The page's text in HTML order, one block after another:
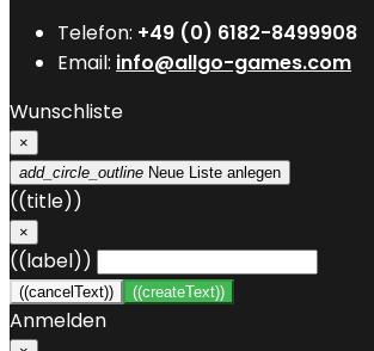
Telefon: +49 (0) 6182-8499908
Email: info@allgo-games.com
Wunschliste
×
add_circle_outline Neue Liste anlegen
((title))
×
((label))
((cancelText)) ((createText))
Anmelden